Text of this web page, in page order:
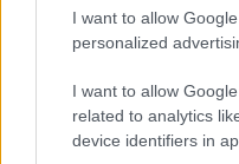
I want to allow
personalized
I want to allow
related to analytics
device identifiers in
Άνευ προηγουμένου τα